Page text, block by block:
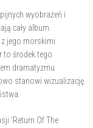
wyobrażeń i
cały album.
z jego morskimi
to środek tego
dramatyzmu
stanowi wizualizację
‘Return Of The